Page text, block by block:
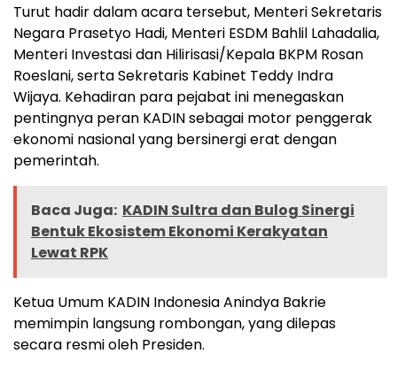
Turut hadir dalam acara tersebut, Menteri Sekretaris
Negara Prasetyo Hadi, Menteri ESDM Bahlil Lahadalia,
Menteri Investasi dan Hilirisasi/Kepala BKPM Rosan
Roeslani, serta Sekretaris Kabinet Teddy Indra
Wijaya. Kehadiran para pejabat ini menegaskan
pentingnya peran KADIN sebagai motor penggerak
ekonomi nasional yang bersinergi erat dengan
pemerintah.
Baca Juga: KADIN Sultra dan Bulog Sinergi
Bentuk Ekosistem Ekonomi Kerakyatan
Lewat RPK
Ketua Umum KADIN Indonesia Anindya Bakrie
memimpin langsung rombongan, yang dilepas
secara resmi oleh Presiden.